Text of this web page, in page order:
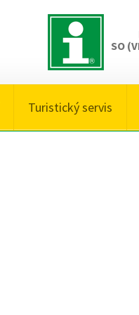
SO
Turistický servis